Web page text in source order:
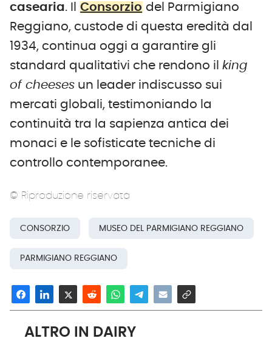
casearia. Il Consorzio del Parmigiano
Reggiano, custode di questa eredità dal
1934, continua oggi a garantire gli
standard qualitativi che rendono il king
of cheeses un leader indiscusso sui
mercati globali, testimoniando la
continuità tra la sapienza antica dei
monaci e le sofisticate tecniche di
controllo contemporanee.
© Riproduzione riservata
CONSORZIO MUSEO DEL PARMIGIANO REGGIANO
PARMIGIANO REGGIANO
ALTRO IN DAIRY